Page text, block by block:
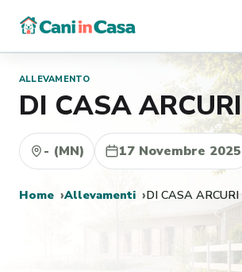
contenuto
ALLEVAMENTO
DI CASA ARCURI
- (MN) 17 Novembre 2025
Home Allevamenti DI CASA ARCURI